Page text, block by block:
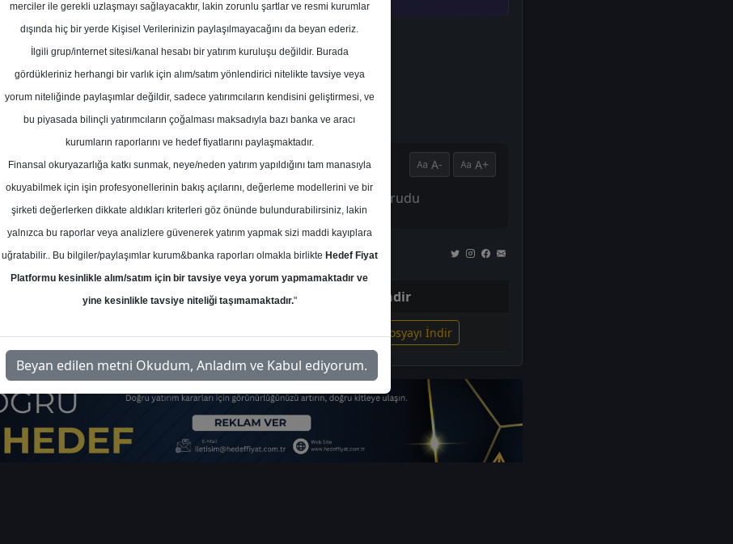
A- A+
Pegasus için hedef fiyatını 365.6 TL, tavsiyesini "al" olarak korudu
İndir
pgsus-hedef-fiyat-2026 İlgili Dosyayı İndir
merciler ile gerekli uzlaşmayı sağlayacaktır, lakin zorunlu şartlar ve resmi kurumlar
dışında hiç bir yerde Kişisel Verilerinizin paylaşılmayacağını da beyan ederiz.
İlgili grup/internet sitesi/kanal hesabı bir yatırım kuruluşu değildir. Burada
gördükleriniz herhangi bir varlık için alım/satım yönlendirici nitelikte tavsiye veya
yorum niteliğinde paylaşımlar değildir, sadece yatırımcıların kendisini geliştirmesi, ve
bu piyasada bilinçli yatırımcıların çoğalması maksadıyla bazı banka ve aracı
kurumların raporlarını ve hedef fiyatlarını paylaşmaktadır.
Finansal okuryazarlığa katkı sunmak, neye/neden yatırım yapıldığını tam manasıyla
okuyabilmek için işin profesyonellerinin bakış açılarını, değerleme modellerini ve bir
şirketi değerlerken dikkate aldıkları kriterleri göz önünde bulundurabilirsiniz, lakin
yalnızca bu raporlar veya analizlere güvenerek yatırım yapmak sizi maddi kayıplara
uğratabilir.. Bu bilgiler/paylaşımlar kurum&banka raporları olmakla birlikte Hedef Fiyat
Platformu kesinlikle alım/satım için bir tavsiye veya yorum yapmamaktadır ve
yine kesinlikle tavsiye niteliği taşımamaktadır."
Beyan edilen metni Okudum, Anladım ve Kabul ediyorum.